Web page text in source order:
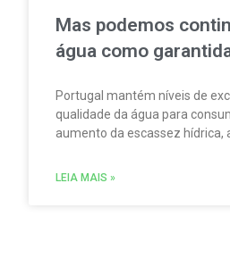
Mas podemos
água como
Portugal mantém níveis de
qualidade da água para
aumento da escassez hídrica,
obrigam o país a preparar-se
LEIA MAIS »